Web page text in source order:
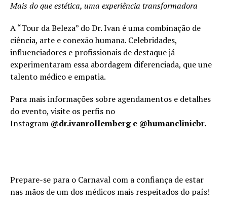
Mais do que estética, uma experiência transformadora
A “Tour da Beleza” do Dr. Ivan é uma combinação de
ciência, arte e conexão humana. Celebridades,
influenciadores e profissionais de destaque já
experimentaram essa abordagem diferenciada, que une
talento médico e empatia.
Para mais informações sobre agendamentos e detalhes
do evento, visite os perfis no
Instagram @dr.ivanrollemberg e @humanclinicbr.
Prepare-se para o Carnaval com a confiança de estar
nas mãos de um dos médicos mais respeitados do país!